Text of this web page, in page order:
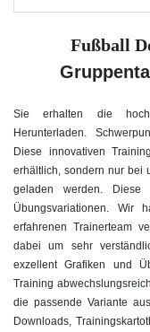
Fußball
Sie erhalten die
Herunterladen.
Diese innovativen
erhältlich, sondern nur bei
geladen werden.
Übungsvariationen. Wir
erfahrenen Trainerteam
dabei um sehr
exzellent Grafiken und
Training
die passende Variante
Downloads,